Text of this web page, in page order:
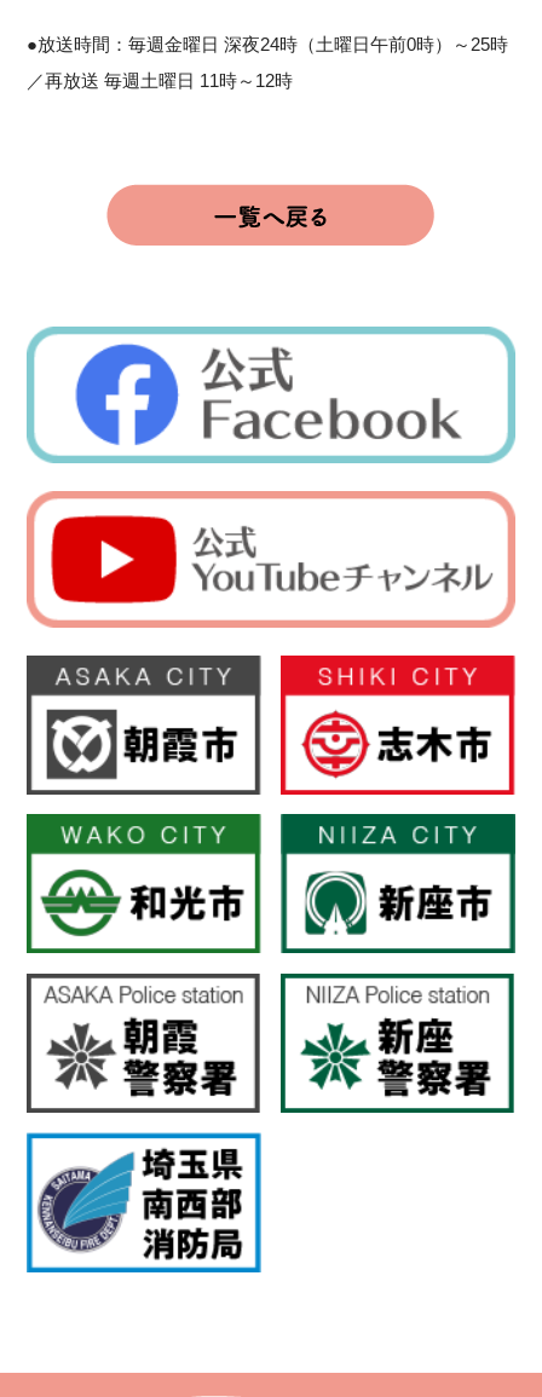
●放送時間：毎週金曜日 深夜24時（土曜日午前0時）～25時
／再放送 毎週土曜日 11時～12時